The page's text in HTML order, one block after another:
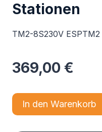
Stationen
TM2-8S230V
369,00 €
In den Warenkorb